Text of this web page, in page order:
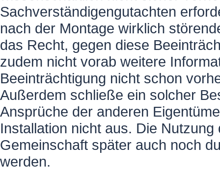
Sachverständigengutachten
nach der Montage wirklich
das Recht, gegen diese
zudem nicht vorab weitere
Beeinträchtigung nicht schon
Außerdem schließe ein solcher
Ansprüche der anderen
Installation nicht aus. Die
Gemeinschaft später auch noch
werden.